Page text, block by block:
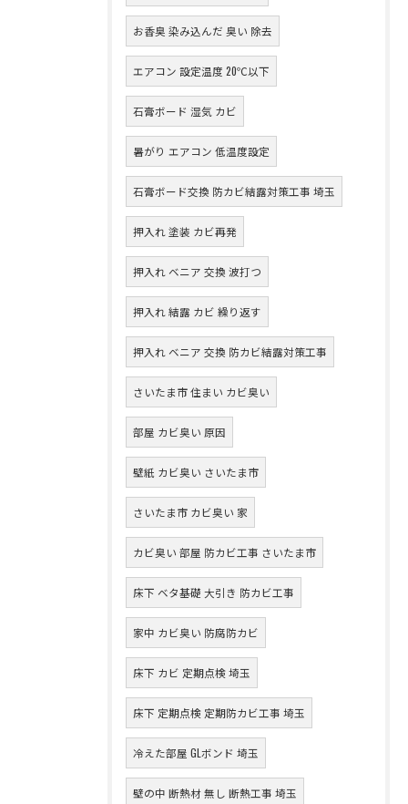
お香臭 染み込んだ 臭い 除去
エアコン 設定温度 20℃以下
石膏ボード 湿気 カビ
暑がり エアコン 低温度設定
石膏ボード交換 防カビ結露対策工事 埼玉
押入れ 塗装 カビ再発
押入れ ベニア 交換 波打つ
押入れ 結露 カビ 繰り返す
押入れ ベニア 交換 防カビ結露対策工事
さいたま市 住まい カビ臭い
部屋 カビ臭い 原因
壁紙 カビ臭い さいたま市
さいたま市 カビ臭い 家
カビ臭い 部屋 防カビ工事 さいたま市
床下 ベタ基礎 大引き 防カビ工事
家中 カビ臭い 防腐防カビ
床下 カビ 定期点検 埼玉
床下 定期点検 定期防カビ工事 埼玉
冷えた部屋 GLボンド 埼玉
壁の中 断熱材 無し 断熱工事 埼玉